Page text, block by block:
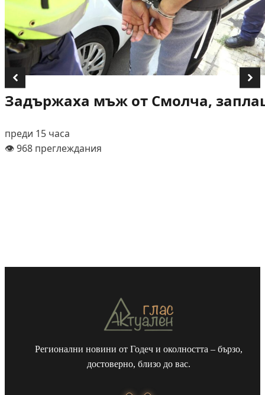
Задържаха мъж от Смолча,
преди 15 часа
👁️ 968 преглеждания
Регионални новини от Годеч и околността – бързо,
достоверно, близо до вас.